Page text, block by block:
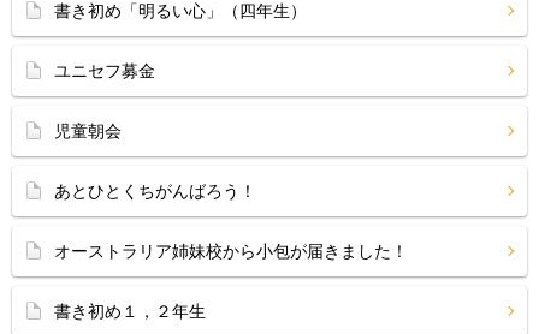
書き初め「明るい心」（四年生）
ユニセフ募金
児童朝会
あとひとくちがんばろう！
オーストラリア姉妹校から小包が届きました！
書き初め１，２年生